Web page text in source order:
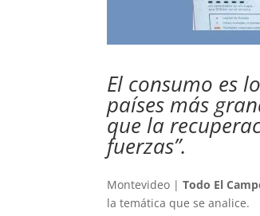
El consumo es
países más
que la
fuerzas”.
Montevideo |Todo El
la temática que se analice.